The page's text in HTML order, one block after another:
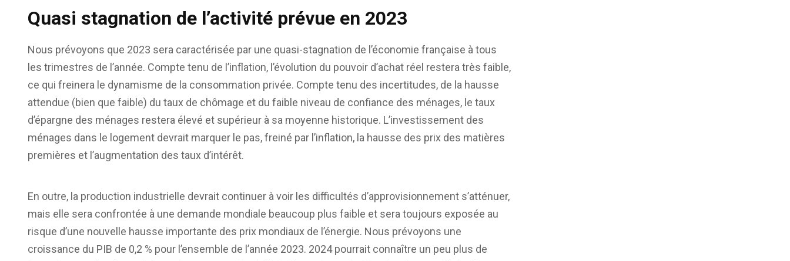
Quasi stagnation de l’activité prévue en 2023
Nous prévoyons que 2023 sera caractérisée par une quasi-stagnation de l’économie française à tous
les trimestres de l’année. Compte tenu de l’inflation, l’évolution du pouvoir d’achat réel restera très faible,
ce qui freinera le dynamisme de la consommation privée. Compte tenu des incertitudes, de la hausse
attendue (bien que faible) du taux de chômage et du faible niveau de confiance des ménages, le taux
d’épargne des ménages restera élevé et supérieur à sa moyenne historique. L’investissement des
ménages dans le logement devrait marquer le pas, freiné par l’inflation, la hausse des prix des matières
premières et l’augmentation des taux d’intérêt.
En outre, la production industrielle devrait continuer à voir les difficultés d’approvisionnement s’atténuer,
mais elle sera confrontée à une demande mondiale beaucoup plus faible et sera toujours exposée au
risque d’une nouvelle hausse importante des prix mondiaux de l’énergie. Nous prévoyons une
croissance du PIB de 0,2 % pour l’ensemble de l’année 2023. 2024 pourrait connaître un peu plus de